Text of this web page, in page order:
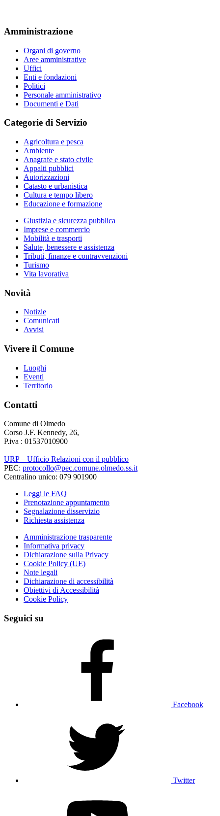
Amministrazione
Organi di governo
Aree amministrative
Uffici
Enti e fondazioni
Politici
Personale amministrativo
Documenti e Dati
Categorie di Servizio
Agricoltura e pesca
Ambiente
Anagrafe e stato civile
Appalti pubblici
Autorizzazioni
Catasto e urbanistica
Cultura e tempo libero
Educazione e formazione
Giustizia e sicurezza pubblica
Imprese e commercio
Mobilità e trasporti
Salute, benessere e assistenza
Tributi, finanze e contravvenzioni
Turismo
Vita lavorativa
Novità
Notizie
Comunicati
Avvisi
Vivere il Comune
Luoghi
Eventi
Territorio
Contatti
Comune di Olmedo
Corso J.F. Kennedy, 26,
P.iva : 01537010900
URP – Ufficio Relazioni con il pubblico
PEC: protocollo@pec.comune.olmedo.ss.it
Centralino unico: 079 901900
Leggi le FAQ
Prenotazione appuntamento
Segnalazione disservizio
Richiesta assistenza
Amministrazione trasparente
Informativa privacy
Dichiarazione sulla Privacy
Cookie Policy (UE)
Note legali
Dichiarazione di accessibilità
Obiettivi di Accessibilità
Cookie Policy
Seguici su
Facebook
Twitter